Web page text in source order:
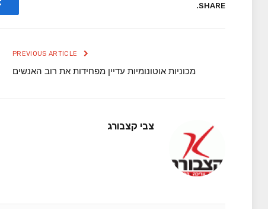
SHARE.
מכוניות אוטונומיות עדיין מפחידות את רוב האנשים
צבי קצבורג